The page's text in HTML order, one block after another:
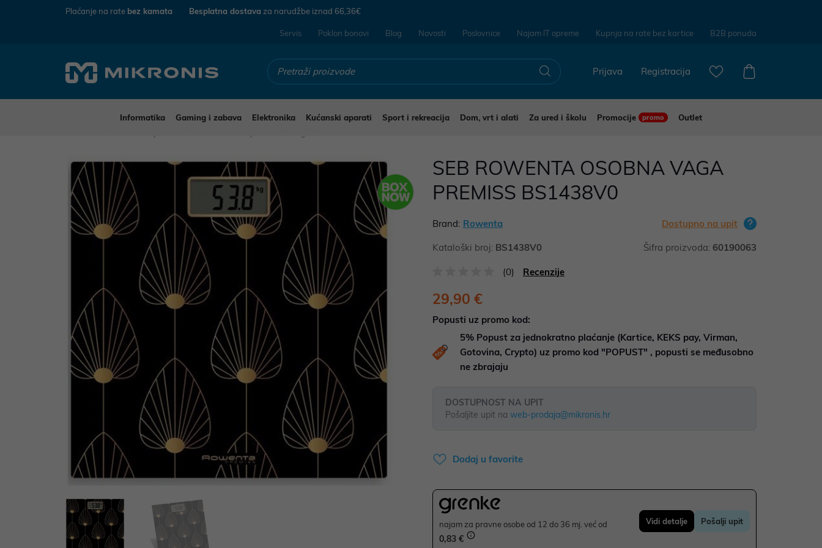
Plaćanje na rate bez kamata Besplatna dostava za narudžbe iznad 66,36€
Servis Poklon bonovi Blog Novosti Poslovnice Najam IT opreme Kupnja na rate bez kartice B2B ponuda
Registracija
Prijava
Informatika Gaming i zabava Elektronika Kućanski aparati Sport i rekreacija Dom, vrt i alati Za ured i školu Promocije promo
Outlet
SEB ROWENTA OSOBNA VAGA
PREMISS BS1438V0
Brand: Rowenta Dostupno na upit
Kataloški broj: BS1438V0 Šifra proizvoda: 60190063
(0) Recenzije
29,90 €
Popusti uz promo kod:
5% Popust za jednokratno plaćanje (Kartice, KEKS pay, Virman,
Gotovina, Crypto) uz promo kod "POPUST" , popusti se međusobno
ne zbrajaju
DOSTUPNOST NA UPIT
Pošaljite upit na web-prodaja@mikronis.hr
Dodaj u favorite
najam za pravne osobe od 12 do 36 mj. već od
0,83 €
Vidi detalje Pošalji upit